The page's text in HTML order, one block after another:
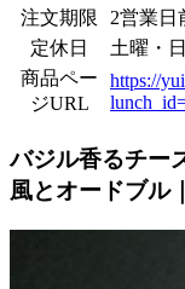
注文期限
2営業日
定休日
土曜・
商品ペー
ジURL
https://
バジル香るチー
風とオードブル